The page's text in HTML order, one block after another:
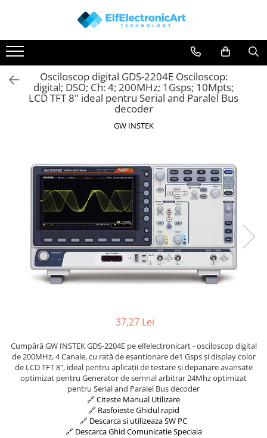
Toate Produsele
Audio
Auto
Instrumente de masura si control
Surse de alimentare
Osciloscoape
Accesorii
Osciloscoape AXIOMET
Osciloscoape B&K PRECISION
Osciloscoape KEYSIGHT
Osciloscoape OWON
Osciloscoape Peaktech
Osciloscoape ROHDE & SCHWARZ
Osciloscoape TELEDYNE LECROY
Osciloscop digital GDS-2204E Osciloscop:
digital; DSO; Ch: 4; 200MHz; 1Gsps; 10Mpts;
LCD TFT 8" ideal pentru Serial and Paralel Bus
decoder
GW INSTEK
37,27 Lei
Cumpără GW INSTEK GDS-2204E pe elfelectronicart - osciloscop digital
de 200MHz, 4 Canale, cu rată de eșantionare de1 Gsps și display color
de LCD TFT 8", ideal pentru aplicații de testare și depanare avansate
optimizat pentru Generator de semnal arbitrar 24Mhz optimizat
pentru Serial and Paralel Bus decoder
🔗 Citeste Manual Utilizare
🔗 Rasfoieste Ghidul rapid
🔗 Descarca si utilizeaza SW PC
🔗 Descarca Ghid Comunicatie Speciala